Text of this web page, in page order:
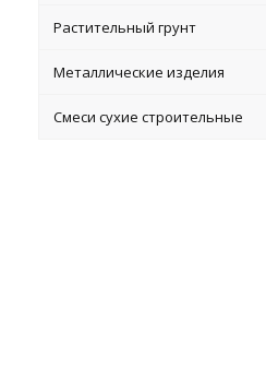
Растительный грунт
Металлические изделия
Смеси сухие строительные